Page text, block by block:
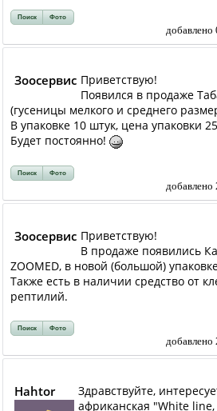
Поиск Фото
Зоосервис Приветствую!
Появился в продаже
(гусеницы мелкого и среднего
В упаковке 10 штук, цена упаковки
Будет постоянно!
Поиск Фото
Зоосервис Приветствую!
В продаже появились
ZOOMED, в новой (большой)
Также есть в наличии средство от
рептилий.
Поиск Фото
Hahtor
Здравствуйте,
африканская "White